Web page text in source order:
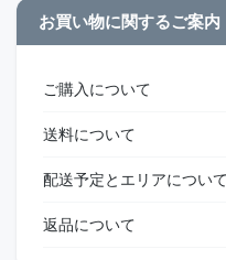
お買い物に関するご案内
ご購入について
送料について
配送予定とエリアについて
返品について